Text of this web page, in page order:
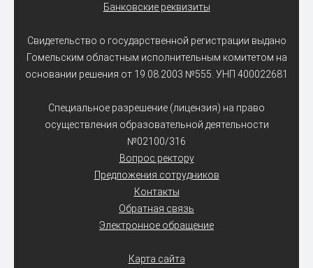
Банковские реквизиты
Свидетельство о государственной регистрации выдано
Гомельским областным исполнительным комитетом на
основании решения от 19.08.2003 №555. УНП 400022681
Специальное разрешение (лицензия) на право
осуществления образовательной деятельности
№02100/316
Вопрос ректору
Предложения сотрудников
Контакты
Обратная связь
Электронное обращение
Карта сайта